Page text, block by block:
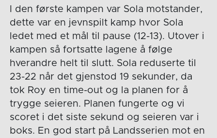
I den første kampen var Sola motstander,
dette var en jevnspilt kamp hvor Sola
ledet med et mål til pause (12-13). Utover i
kampen så fortsatte lagene å følge
hverandre helt til slutt. Sola reduserte til
23-22 når det gjenstod 19 sekunder, da
tok Roy en time-out og la planen for å
trygge seieren. Planen fungerte og vi
scoret i det siste sekund og seieren var i
boks. En god start på Landsserien mot en